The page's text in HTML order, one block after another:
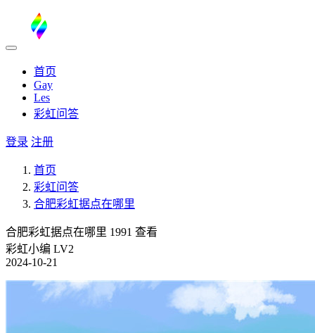
首页
Gay
Les
彩虹问答
登录 注册
首页
彩虹问答
合肥彩虹据点在哪里
合肥彩虹据点在哪里 1991 查看
彩虹小编 LV2
2024-10-21